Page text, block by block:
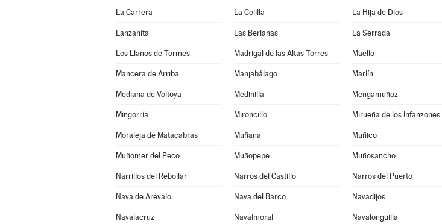
La Carrera La Colilla La Hija de Dios
Lanzahíta Las Berlanas La Serrada
Los Llanos de Tormes Madrigal de las Altas Torres Maello
Mancera de Arriba Manjabálago Marlín
Mediana de Voltoya Medinilla Mengamuñoz
Mingorría Mironcillo Mirueña de los Infanzones
Moraleja de Matacabras Muñana Muñico
Muñomer del Peco Muñopepe Muñosancho
Narrillos del Rebollar Narros del Castillo Narros del Puerto
Nava de Arévalo Nava del Barco Navadijos
Navalacruz Navalmoral Navalonguilla